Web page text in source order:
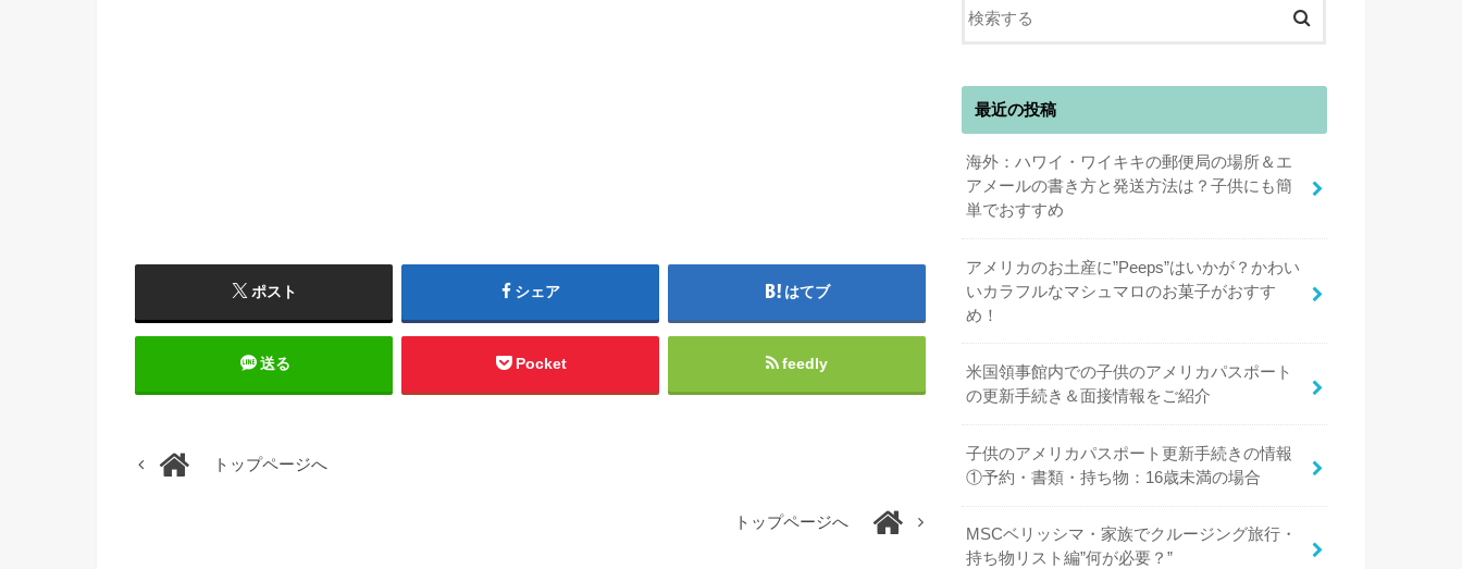
ポスト シェア はてブ
送る Pocket feedly
トップページへ
トップページへ
最近の投稿
海外：ハワイ・ワイキキの郵便局の場所＆エ
アメールの書き方と発送方法は？子供にも簡
単でおすすめ
アメリカのお土産に”Peeps”はいかが？かわい
いカラフルなマシュマロのお菓子がおすす
め！
米国領事館内での子供のアメリカパスポート
の更新手続き＆面接情報をご紹介
子供のアメリカパスポート更新手続きの情報
①予約・書類・持ち物：16歳未満の場合
MSCベリッシマ・家族でクルージング旅行・
持ち物リスト編”何が必要？”